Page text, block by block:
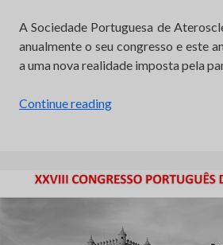
A Sociedade Portuguesa de
anualmente o seu congresso e este
a uma nova realidade imposta pela
Continue reading“XXVIII
Aterosclerose
–
de